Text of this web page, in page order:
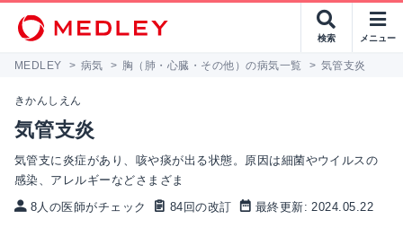
検索 メニュー
MEDLEY > 病気 > 胸（肺・心臓・その他）の病気一覧 > 気管支炎
きかんしえん
気管支炎
気管支に炎症があり、咳や痰が出る状態。原因は細菌やウイルスの
感染、アレルギーなどさまざま
8人の医師がチェック
84回の改訂 最終更新: 2024.05.22